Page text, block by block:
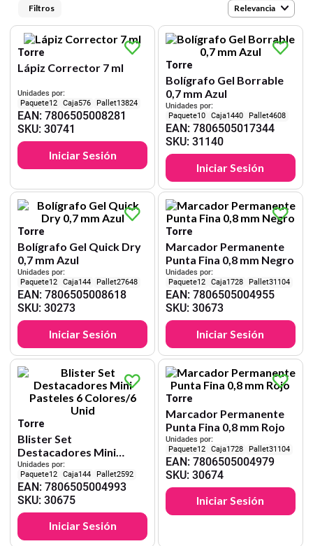
10. lapiz
Relevancia
Torre
Lápiz Corrector 7 ml
Unidades por:
12
576 13824
EAN:7806505008281
SKU:30741
Iniciar Sesión
Torre
Bolígrafo Gel Borrable
0,7 mm Azul
Unidades por:
10
1440 4608
EAN: 7806505017344
SKU: 31140
Iniciar Sesión
Torre
Bolígrafo Gel Quick Dry
0,7 mm Azul
Unidades por:
12
144 27648
EAN:7806505008618
SKU:30273
Iniciar Sesión
Torre
Marcador Permanente
Punta Fina 0,8 mm Negro
Unidades por:
12
1728 31104
EAN: 7806505004955
SKU: 30673
Iniciar Sesión
Torre
Blister Set
Destacadores Mini
Pasteles 6 Colores/6
Unid
Unidades por:
12
144 2592
EAN:7806505004993
SKU:30675
Iniciar Sesión
Torre
Marcador Permanente
Punta Fina 0,8 mm Rojo
Unidades por:
12
1728 31104
EAN: 7806505004979
SKU: 30674
Iniciar Sesión